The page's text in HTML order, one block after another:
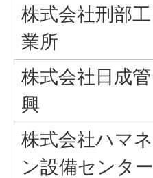
株式会社刑部工
業所
株式会社日成管
興
株式会社ハマネ
ン設備センター